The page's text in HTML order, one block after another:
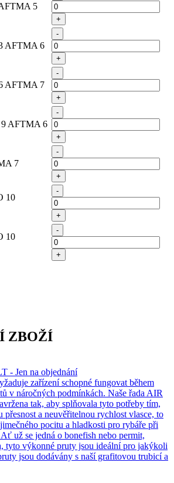
5
+
AFTMA 6
-
+
AFTMA 7
-
+
9 AFTMA 6
-
+
7
-
+
10
-
+
10
-
+
ZBOŽÍ
- Jen na objednání
zařízení schopné fungovat během
v náročných podmínkách. Naše řada AIR
tak, aby splňovala tyto potřeby tím,
přesnost a neuvěřitelnou rychlost vlasce, to
pocitu a hladkosti pro rybáře při
už se jedná o bonefish nebo permit,
tyto výkonné pruty jsou ideální pro jakýkoli
jsou dodávány s naší grafitovou trubicí a